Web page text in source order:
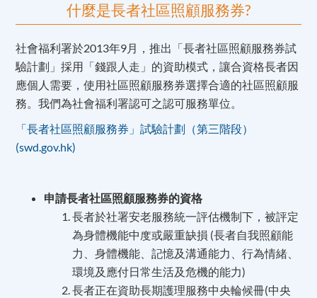
什麼是長者社區照顧服務券?
社會福利署於2013年9月，推出「長者社區照顧服務券試
驗計劃」採用「錢跟人走」的資助模式，讓合資格長者因
應個人需要，使用社區照顧服務券選擇合適的社區照顧服
務。我們為社會福利署認可之認可服務單位。
「長者社區照顧服務券」試驗計劃（第三階段）
(swd.gov.hk)
申請長者社區照顧服務券的資格
長者於社署安老服務統一評估機制下，被評定
為身體機能中度或嚴重缺損 (長者自我照顧能
力、身體機能、記憶及溝通能力、行為情緒、
環境及應付日常生活及危機的能力)
長者正在資助長期護理服務中央輪候冊(中央